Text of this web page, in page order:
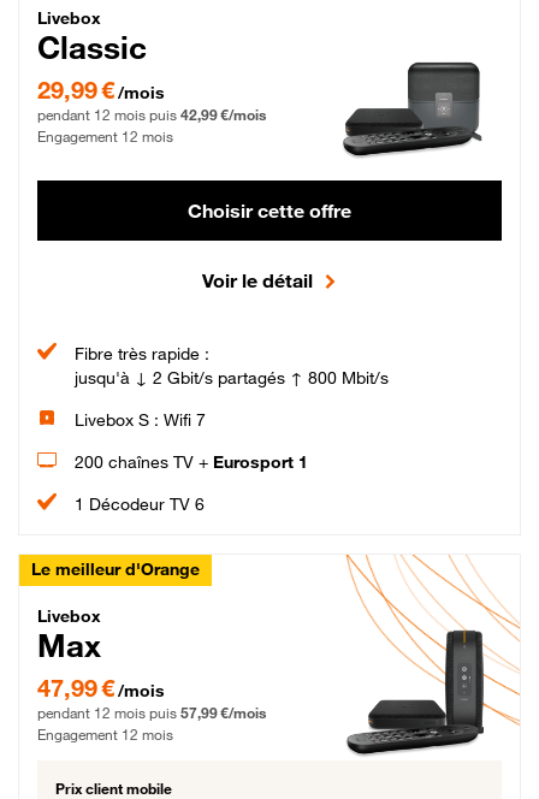
Livebox Classic Fibre
Livebox
Classic
29,99 € par mois pendant 12 mois puis 42,99 € par mois, Engagement 12 mois
29,99 €/mois
pendant 12 mois puis 42,99 €/mois
Engagement 12 mois
Choisir cette offre
Voir le détail
Fibre très rapide :
jusqu'à ↓ 2 Gbit/s partagés ↑ 800 Mbit/s
Livebox S : Wifi 7
200 chaînes TV + Eurosport 1
1 Décodeur TV 6
Le meilleur d'Orange
Livebox Max Fibre
Livebox
Max
47,99 € par mois pendant 12 mois puis 57,99 € par mois, Engagement 12 mois
47,99 €/mois
pendant 12 mois puis 57,99 €/mois
Engagement 12 mois
Prix client mobile